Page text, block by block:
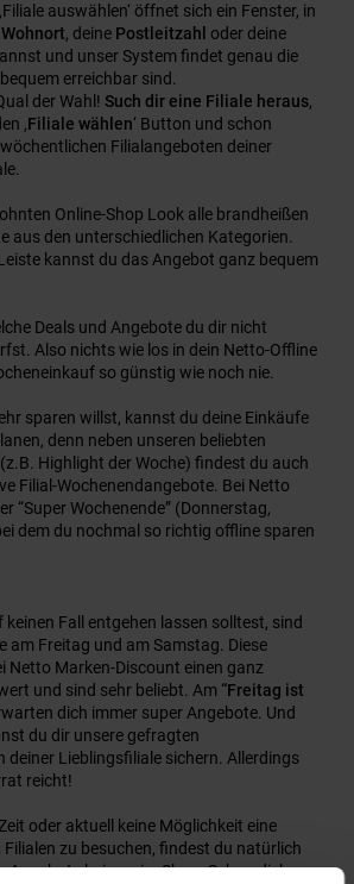
auswählen‘ öffnet sich ein Fenster, in
Wohnort, deine Postleitzahl oder deine
und unser System findet genau die
erreichbar sind.
der Wahl! Such dir eine Filiale heraus,
‚ Filiale wählen‘ Button und schon
Filialangeboten deiner
Online-Shop Look alle brandheißen
aus den unterschiedlichen Kategorien.
kannst du das Angebot ganz bequem
Deals und Angebote du dir nicht
Also nichts wie los in dein Netto-Offline
so günstig wie noch nie.
sparen willst, kannst du deine Einkäufe
denn neben unseren beliebten
Highlight der Woche) findest du auch
Filial-Wochenendangebote. Bei Netto
“Super Wochenende” (Donnerstag,
dem du nochmal so richtig offline sparen
Fall entgehen lassen solltest, sind
am Freitag und am Samstag. Diese
Netto Marken-Discount einen ganz
und sind sehr beliebt. Am “Freitag ist
dich immer super Angebote. Und
du dir unsere gefragten
deiner Lieblingsfiliale sichern. Allerdings
reicht!
oder aktuell keine Möglichkeit eine
zu besuchen, findest du natürlich
Angebote bei uns im Shop. Schau dich